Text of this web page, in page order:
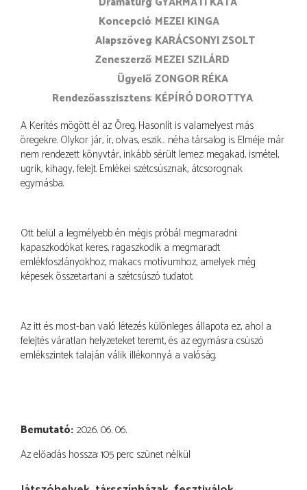
koncepció MEZEI KINGA
alapszöveg KARÁCSONYI ZSOLT
zeneszerző MEZEI SZILÁRD
ügyelő ZONGOR RÉKA
rendezőasszisztens KÉPÍRÓ DOROTTYA
A Kerítés mögött él az Öreg. Hasonlít is valamelyest más
öregekre. Olykor jár, ír, olvas, eszik… néha társalog is. Elméje már
nem rendezett könyvtár, inkább sérült lemez: megakad, ismétel,
ugrik, kihagy, felejt. Emlékei szétcsúsznak, átcsorognak
egymásba.
Ott belül a legmélyebb én mégis próbál megmaradni:
kapaszkodókat keres, ragaszkodik a megmaradt
emlékfoszlányokhoz, makacs motívumhoz, amelyek még
képesek összetartani a szétcsúszó tudatot.
Az itt és most-ban való létezés különleges állapota ez, ahol a
felejtés váratlan helyzeteket teremt, és az egymásra csúszó
emlékszintek talaján válik illékonnyá a valóság.
Bemutató 2026. 06. 06.
Az előadás hossza: 105 perc szünet nélkül